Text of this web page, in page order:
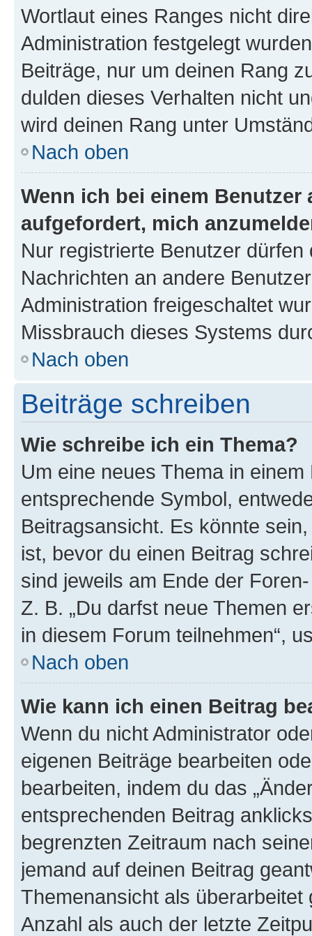
Wortlaut eines Ranges nicht
Administration festgelegt
Beiträge, nur um deinen Rang
dulden dieses Verhalten nicht
wird deinen Rang unter
Nach oben
Wenn ich bei einem
aufgefordert, mich
Nur registrierte Benutzer
Nachrichten an andere
Administration freigeschaltet
Missbrauch dieses Systems
Nach oben
Beiträge schreiben
Wie schreibe ich ein Thema?
Um eine neues Thema in
entsprechende Symbol,
Beitragsansicht. Es könnte
ist, bevor du einen Beitrag
sind jeweils am Ende der
Z. B. „Du darfst neue Themen
in diesem Forum teilnehmen“,
Nach oben
Wie kann ich einen Beitrag
Wenn du nicht Administrator
eigenen Beiträge bearbeiten
bearbeiten, indem du das
entsprechenden Beitrag
begrenzten Zeitraum nach
jemand auf deinen Beitrag
Themenansicht als
Anzahl als auch der letzte